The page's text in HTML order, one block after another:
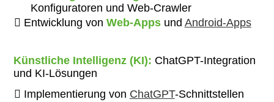
Konfiguratoren und Web-Crawler
Entwicklung von Web-Appsund Android-Apps
Künstliche Intelligenz (KI): ChatGPT-Integration
und KI-Lösungen
Implementierung von ChatGPT-Schnittstellen